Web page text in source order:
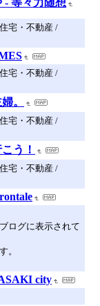
宅・不動産 /
宅・不動産 /
。
宅・不動産 /
う！
宅・不動産 /
ログに表示されて
。
city